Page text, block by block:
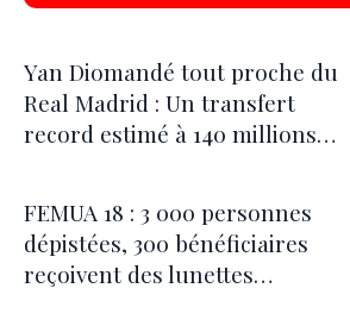
Yan Diomandé tout proche du
Real Madrid : Un transfert
record estimé à 140 millions
FEMUA 18 : 3 000 personnes
dépistées, 300 bénéficiaires
reçoivent des lunettes